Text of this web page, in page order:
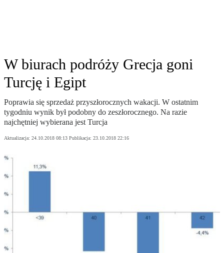
W biurach podróży Grecja goni
Turcję i Egipt
Poprawia się sprzedaż przyszłorocznych wakacji. W ostatnim
tygodniu wynik był podobny do zeszłorocznego. Na razie
najchętniej wybierana jest Turcja
Aktualizacja: 24.10.2018 08:13 Publikacja: 23.10.2018 22:16